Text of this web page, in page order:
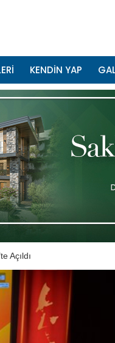
KENDİN YAP
Açıldı